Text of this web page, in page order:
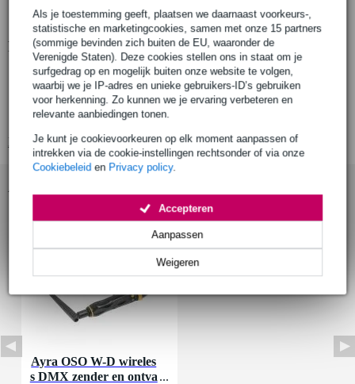
Als je toestemming geeft, plaatsen we daarnaast voorkeurs-,
statistische en marketingcookies, samen met onze 15 partners
(sommige bevinden zich buiten de EU, waaronder de
Verenigde Staten). Deze cookies stellen ons in staat om je
surfgedrag op en mogelijk buiten onze website te volgen,
waarbij we je IP-adres en unieke gebruikers-ID’s gebruiken
voor herkenning. Zo kunnen we je ervaring verbeteren en
relevante aanbiedingen tonen.
Je kunt je cookievoorkeuren op elk moment aanpassen of
intrekken via de cookie-instellingen rechtsonder of via onze
Cookiebeleid en Privacy policy.
Weigeren
Aanpassen
Accepteren
€ 6,05 eenmalig
Productinformatie
zeer krachtige 1500W stroboscoop
produceert fel witte pulserende flitsen
hoogkwalitatieve reflectortechniek
Bekijk alle productspecificaties
Ayra OSO W-D wireles
s DMX zender en ontva